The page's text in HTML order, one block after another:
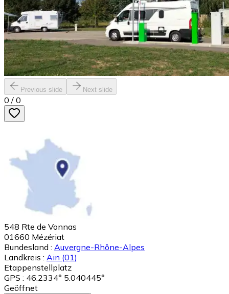
Previous slide Next slide
0 / 0
548 Rte de Vonnas
01660 Mézériat
Bundesland : Auvergne-Rhône-Alpes
Landkreis : Ain (01)
Etappenstellplatz
GPS : 46.2334° 5.040445°
Geöffnet